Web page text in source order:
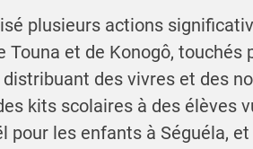
plusieurs actions
Touna et de Konogô, touchés
des vivres et des
kits scolaires à des élèves
pour les enfants à Séguéla,